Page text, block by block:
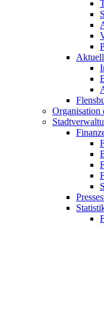
Organisation